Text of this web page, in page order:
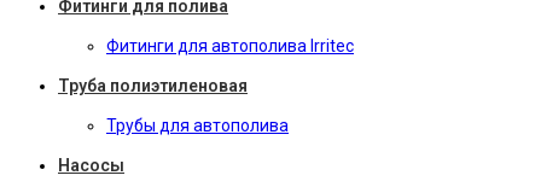
Фитинги для полива
Фитинги для автополива Irritec
Труба полиэтиленовая
Трубы для автополива
Насосы